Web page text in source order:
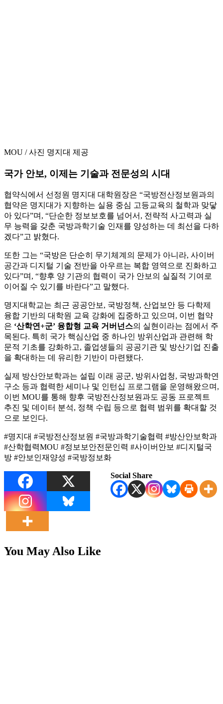
MOU / 사진 명지대 제공
국가 안보, 이제는 기술과 전문성의 시대
협약식에서 선정원 명지대 대학원장은 “국방전산정보원과의
협약은 명지대가 지향하는 실용 중심 고등교육의 철학과 맞닿
아 있다”며, “단순한 정보보호를 넘어서, 전략적 사고력과 실
무 능력을 갖춘 국방과학기술 인재를 양성하는 데 최선을 다하
겠다”고 밝혔다.
또한 그는 “국방은 단순히 무기체계의 문제가 아니라, 사이버
공간과 디지털 기술 전반을 아우르는 복합 영역으로 진화하고
있다”며, “향후 양 기관의 협력이 국가 안보의 실질적 기여로
이어질 수 있기를 바란다”고 말했다.
명지대학교는 최근 공공안보, 국방정책, 산업보안 등 다학제
융합 기반의 대학원 교육 강화에 집중하고 있으며, 이번 협약
은 ‘산학연+군’ 융합형 교육 거버넌스의 실현이라는 점에서 주
목된다. 특히 국가 핵심산업 중 하나인 방위산업과 관련해 학
문적 기초를 강화하고, 졸업생들의 공공기관 및 방산기업 진출
을 확대하는 데 유리한 기반이 마련됐다.
실제 방산안보학과는 설립 이래 공군, 방위사업청, 국방과학연
구소 등과 협력한 세미나 및 인턴십 프로그램을 운영해왔으며,
이번 MOU를 통해 향후 국방전산정보원과도 공동 프로젝트
추진 및 데이터 분석, 정책 수립 등으로 협력 범위를 확대할 것
으로 보인다.
#명지대 #국방전산정보원 #국방과학기술협력 #방산안보학과
#산학협력MOU #정보보안전문인력 #사이버안보 #디지털국
방 #안보인재양성 #국방정보화
Social Share
You May Also Like